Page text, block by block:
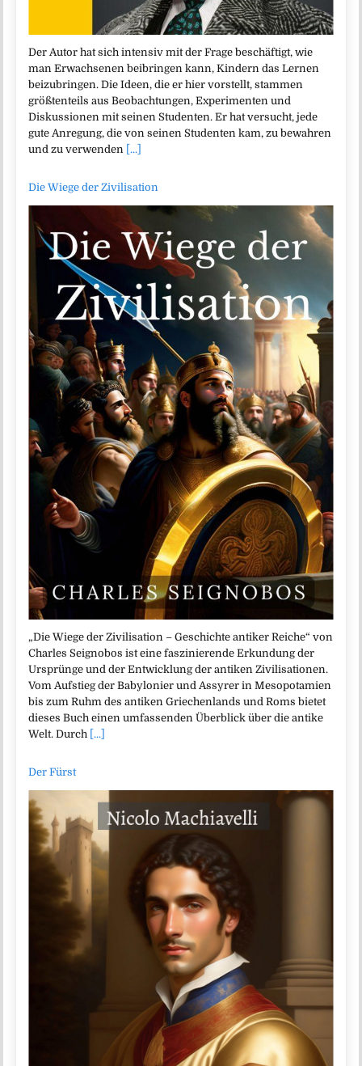
Der Autor hat sich intensiv mit der Frage beschäftigt, wie
man Erwachsenen beibringen kann, Kindern das Lernen
beizubringen. Die Ideen, die er hier vorstellt, stammen
größtenteils aus Beobachtungen, Experimenten und
Diskussionen mit seinen Studenten. Er hat versucht, jede
gute Anregung, die von seinen Studenten kam, zu bewahren
und zu verwenden [...]
Die Wiege der Zivilisation
„Die Wiege der Zivilisation – Geschichte antiker Reiche“ von
Charles Seignobos ist eine faszinierende Erkundung der
Ursprünge und der Entwicklung der antiken Zivilisationen.
Vom Aufstieg der Babylonier und Assyrer in Mesopotamien
bis zum Ruhm des antiken Griechenlands und Roms bietet
dieses Buch einen umfassenden Überblick über die antike
Welt. Durch [...]
Der Fürst